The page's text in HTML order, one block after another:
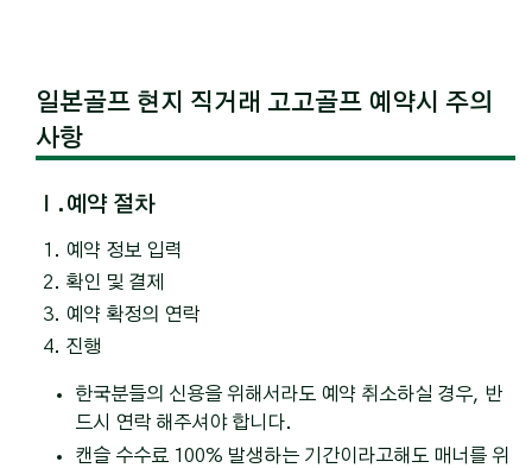
일본골프 현지 직거래 고고골프 예약시 주의
사항
Ⅰ.예약 절차
예약 정보 입력
확인 및 결제
예약 확정의 연락
진행
한국분들의 신용을 위해서라도 예약 취소하실 경우, 반
드시 연락 해주셔야 합니다.
캔슬 수수료 100% 발생하는 기간이라고해도 매너를 위